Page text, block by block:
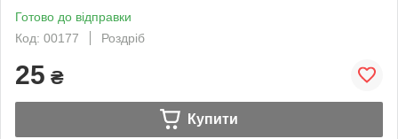
Готово до відправки
Код: 00177
Роздріб
25 ₴
Купити